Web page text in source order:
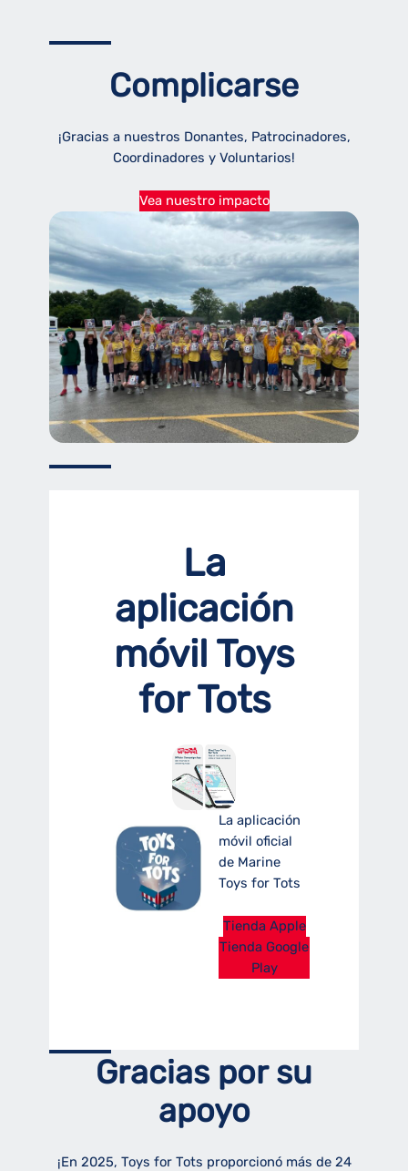
Complicarse
¡Gracias a nuestros Donantes, Patrocinadores,
Coordinadores y Voluntarios!
Vea nuestro impacto
La
aplicación
móvil Toys
for Tots
La aplicación
móvil oficial
de Marine
Toys for Tots
Tienda Apple
Tienda Google
Play
Gracias por su
apoyo
¡En 2025, Toys for Tots proporcionó más de 24